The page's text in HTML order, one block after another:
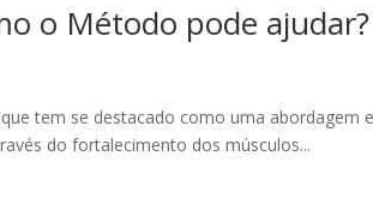
o Método pode
tem se destacado como uma
do fortalecimento dos músculos...